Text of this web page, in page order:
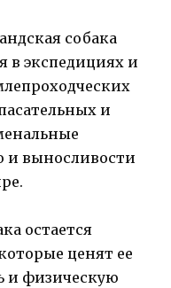
собака
в экспедициях и
и
и выносливости
остается
ценят ее
и физическую